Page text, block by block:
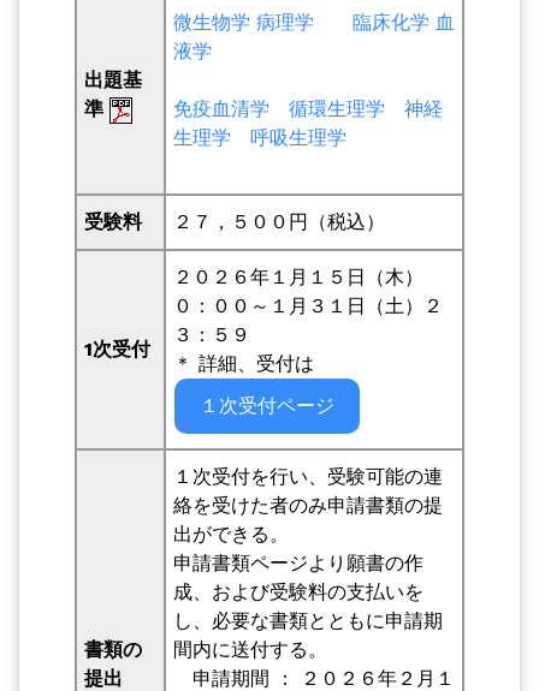
出題基
準
微生物学 病理学 臨床化学 血
液学
免疫血清学 循環生理学
神経
生理学
呼吸生理学
受験料 ２７，５００円（税込）
1次受付
２０２６年１月１５日（木）
０：００～１月３１日（土）２
３：５９
＊ 詳細、受付は
１次受付ページ
書類の
提出
１次受付を行い、受験可能の連
絡を受けた者のみ申請書類の提
出ができる。
申請書類ページより願書の作
成、および受験料の支払いを
し、必要な書類とともに申請期
間内に送付する。
申請期間 ： ２０２６年２月１